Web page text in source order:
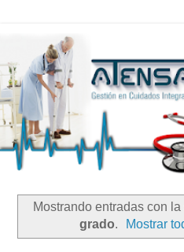
Mostrando entradas con la
grado. Mostrar